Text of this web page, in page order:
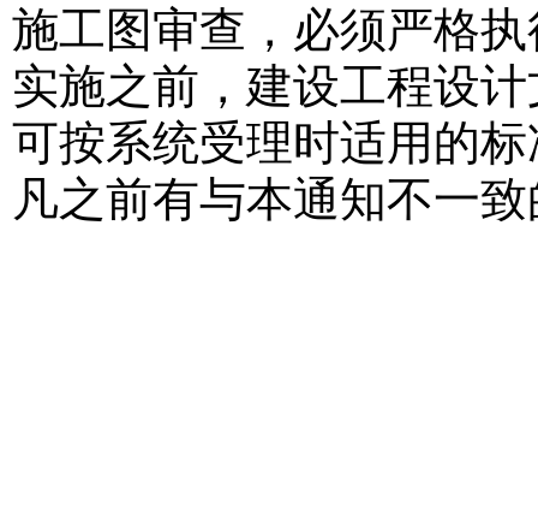
施工图审查，必须严格
实施之前，建设工程设
可按系统受理时适用的
凡之前有与本通知不一